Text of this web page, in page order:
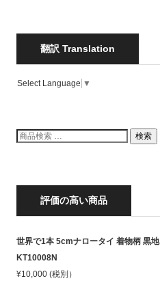
翻訳 Translation
Select Language ▼
検
索
検索
評価の高い商品
世界で1本 5cmナロータイ 着物柄 黒地
KT10008N
¥10,000 (税別）